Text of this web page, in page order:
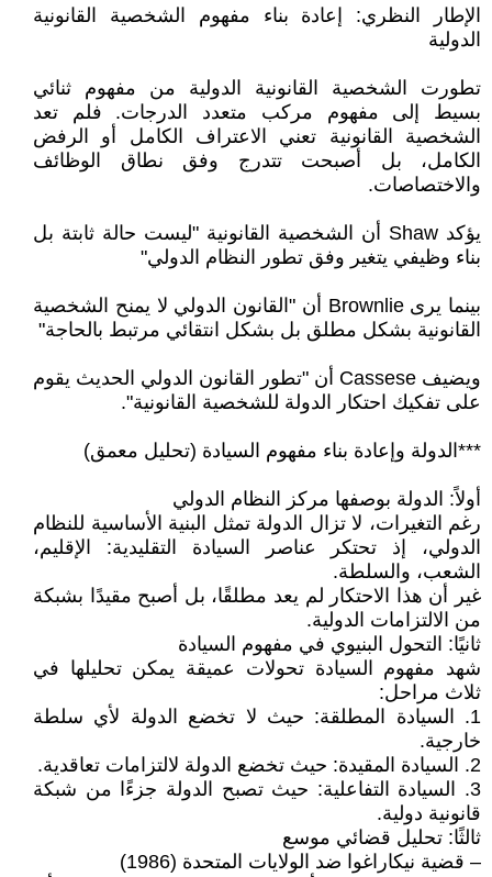
الإطار النظري: إعادة بناء مفهوم الشخصية القانونية
الدولية
تطورت الشخصية القانونية الدولية من مفهوم ثنائي
بسيط إلى مفهوم مركب متعدد الدرجات. فلم تعد
الشخصية القانونية تعني الاعتراف الكامل أو الرفض
الكامل، بل أصبحت تتدرج وفق نطاق الوظائف
والاختصاصات.
يؤكد Shaw أن الشخصية القانونية "ليست حالة ثابتة بل
بناء وظيفي يتغير وفق تطور النظام الدولي"
بينما يرى Brownlie أن "القانون الدولي لا يمنح الشخصية
القانونية بشكل مطلق بل بشكل انتقائي مرتبط بالحاجة"
ويضيف Cassese أن "تطور القانون الدولي الحديث يقوم
على تفكيك احتكار الدولة للشخصية القانونية".
***الدولة وإعادة بناء مفهوم السيادة (تحليل معمق)
أولاً: الدولة بوصفها مركز النظام الدولي
رغم التغيرات، لا تزال الدولة تمثل البنية الأساسية للنظام
الدولي، إذ تحتكر عناصر السيادة التقليدية: الإقليم،
الشعب، والسلطة.
غير أن هذا الاحتكار لم يعد مطلقًا، بل أصبح مقيدًا بشبكة
من الالتزامات الدولية.
ثانيًا: التحول البنيوي في مفهوم السيادة
شهد مفهوم السيادة تحولات عميقة يمكن تحليلها في
ثلاث مراحل:
1. السيادة المطلقة: حيث لا تخضع الدولة لأي سلطة
خارجية.
2. السيادة المقيدة: حيث تخضع الدولة لالتزامات تعاقدية.
3. السيادة التفاعلية: حيث تصبح الدولة جزءًا من شبكة
قانونية دولية.
ثالثًا: تحليل قضائي موسع
– قضية نيكاراغوا ضد الولايات المتحدة (1986)